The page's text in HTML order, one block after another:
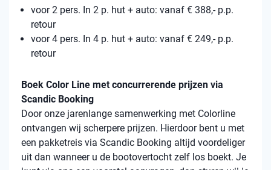
voor 2 pers. In 2 p. hut + auto: vanaf € 388,- p.p.
retour
voor 4 pers. In 4 p. hut + auto: vanaf € 249,- p.p.
retour
Boek Color Line met concurrerende prijzen via
Scandic Booking
Door onze jarenlange samenwerking met Colorline
ontvangen wij scherpere prijzen. Hierdoor bent u met
een pakketreis via Scandic Booking altijd voordeliger
uit dan wanneer u de bootovertocht zelf los boekt. Je